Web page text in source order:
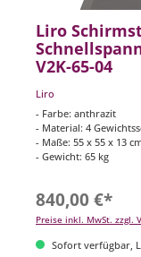
Liro
V2K-65-04
Liro
- Farbe: anthrazit
- Material: 4
- Maße: 55 x 55 x 13
- Gewicht: 65 kg
840,00 €*
Preise inkl. MwSt. zzgl.
Sofort verfügbar,